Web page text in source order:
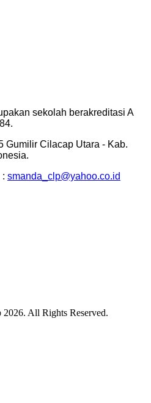
sekolah berakreditasi A
Gumilir Cilacap Utara - Kab.
: smanda_clp@yahoo.co.id
All Rights Reserved.